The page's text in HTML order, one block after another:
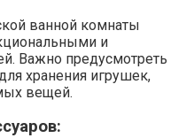
ванной комнаты
и
Важно предусмотреть
хранения игрушек,
вещей.